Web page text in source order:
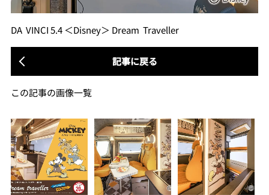
DA VINCI 5.4 ＜Disney＞ Dream Traveller
記事に戻る
この記事の画像一覧